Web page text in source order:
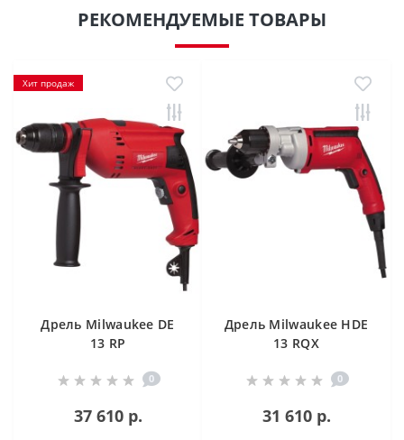
РЕКОМЕНДУЕМЫЕ ТОВАРЫ
Хит продаж
Дрель Milwaukee DE
13 RP
0
37 610 р.
Дрель Milwaukee HDE
13 RQX
0
31 610 р.